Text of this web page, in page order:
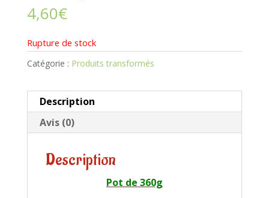
4,60€
Rupture de stock
Catégorie : Produits transformés
Description
Avis (0)
Description
Pot de 360g